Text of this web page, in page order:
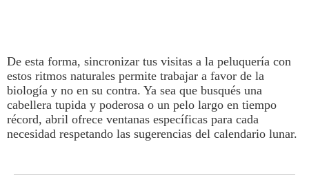
De esta forma, sincronizar tus visitas a la peluquería con
estos ritmos naturales permite trabajar a favor de la
biología y no en su contra. Ya sea que busqués una
cabellera tupida y poderosa o un pelo largo en tiempo
récord, abril ofrece ventanas específicas para cada
necesidad respetando las sugerencias del calendario lunar.